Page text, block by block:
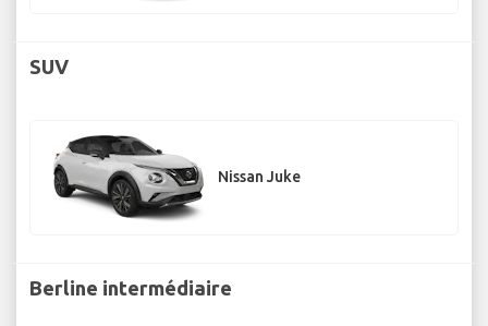
SUV
Nissan Juke
Berline intermédiaire